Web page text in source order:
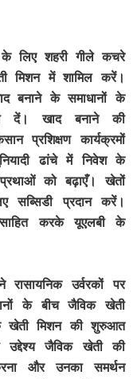
लिए शहरी गीले कचरे
मिशन में शामिल करें।
बनाने के समाधानों के
दें। खाद बनाने की
प्रशिक्षण कार्यक्रमों
ढांचे में निवेश के
को बढ़ाएँ। खेतों
सब्सिडी प्रदान करें।
करके यूएलबी के
उर्वरकों पर
के बीच जैविक खेती
खेती मिशन की शुरुआत
उद्देश्य जैविक खेती की
और उनका समर्थन